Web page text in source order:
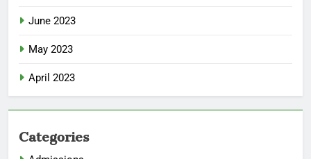
June 2023
May 2023
April 2023
Categories